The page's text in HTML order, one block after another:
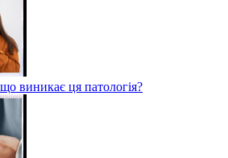
виникає ця патологія?